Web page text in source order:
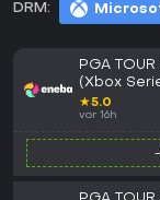
DRM:
PGA
(Xbox
GLOBAL
★5.0
vor 16h